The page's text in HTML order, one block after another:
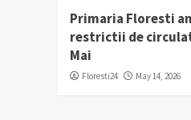
Primaria Floresti
restrictii de
Mai
Floresti24 May 14, 2026